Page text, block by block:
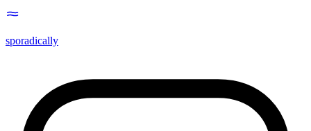
sporadically